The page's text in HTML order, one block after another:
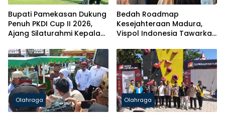
Bupati Pamekasan Dukung
Penuh PKDI Cup II 2026,
Ajang Silaturahmi Kepala
Bedah Roadmap
Kesejahteraan Madura,
Vispol Indonesia Tawarkan
Pendidikan hingga Hilirisasi
Olahraga Olahraga